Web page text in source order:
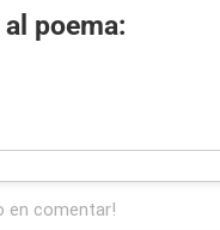
poema: